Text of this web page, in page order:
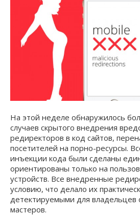
На этой неделе обнаружилось
случаев скрытого внедрения
редиректоров в код сайтов,
посетителей на порно-ресурсы.
инъекции кода были сделаны
ориентированы только на
устройств. Все внедренные
условию, что делало их
детектируемыми для владельцев
мастеров.